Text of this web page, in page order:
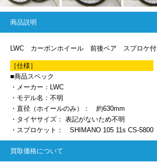
商品説明
LWC カーボンホイール 前後ペア スプロケ付
［仕様］
■商品スペック
・メーカー：LWC
・モデル名：不明
・直径（ホイールのみ）： 約630mm
・タイヤサイズ： 表記がないため不明
・スプロケット： SHIMANO 105 11s CS-5800
買取価格について